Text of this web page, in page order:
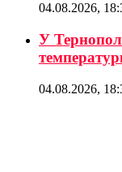
04.08.2026,
У
04.08.2026,